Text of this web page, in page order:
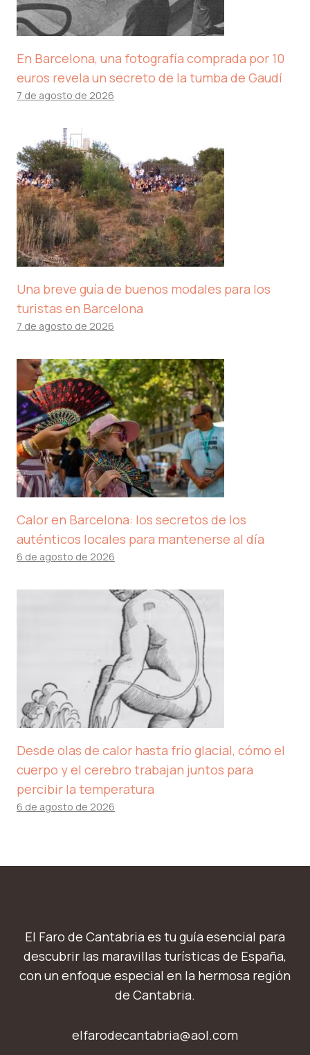
En Barcelona, ​​una fotografía comprada por 10
euros revela un secreto de la tumba de Gaudí
7 de agosto de 2026
Una breve guía de buenos modales para los
turistas en Barcelona
7 de agosto de 2026
Calor en Barcelona: los secretos de los
auténticos locales para mantenerse al día
6 de agosto de 2026
Desde olas de calor hasta frío glacial, cómo el
cuerpo y el cerebro trabajan juntos para
percibir la temperatura
6 de agosto de 2026
El Faro de Cantabria es tu guía esencial para
descubrir las maravillas turísticas de España,
con un enfoque especial en la hermosa región
de Cantabria.
elfarodecantabria@aol.com